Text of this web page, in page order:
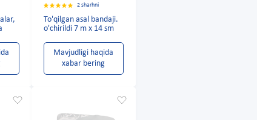
2 sharhni
To'qilgan asal bandaji.
o'chirildi 7 m x 14 sm
Mavjudligi haqida
xabar bering